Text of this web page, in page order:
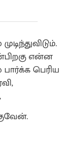
என்ன
பெரிய